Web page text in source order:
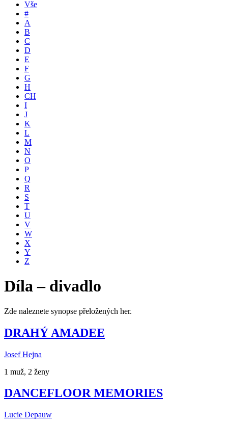
Vše
#
A
B
C
D
E
F
G
H
CH
I
J
K
L
M
N
O
P
Q
R
S
T
U
V
W
X
Y
Z
Díla – divadlo
Zde naleznete synopse přeložených her.
DRAHÝ AMADEE
Josef Hejna
1 muž, 2 ženy
DANCEFLOOR MEMORIES
Lucie Depauw